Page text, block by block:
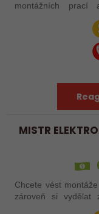
montážních prací
projektech? Nebo
už nechce být jen
MISTR
Chcete vést
zároveň si vydělat zajímavé